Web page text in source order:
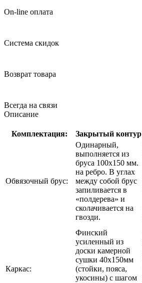
On-line оплата
Система скидок
Возврат товара
Всегда на связи
Описание
Комплектация: Закрытый контур
Обвязочный брус:
Одинарный,
выполняется из
бруса 100х150 мм.
на ребро. В углах
между собой брус
запиливается в
«полдерева» и
сколачивается на
гвозди.
Каркас:
Финский
усиленный из
доски камерной
сушки 40х150мм
(стойки, пояса,
укосины) с шагом